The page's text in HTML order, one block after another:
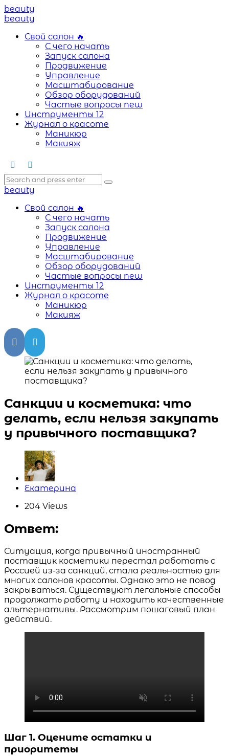
Menu
beauty
Search
Menu
beauty
Свой салон 🔥
С чего начать
Запуск салона
Продвижение
Управление
Масштабирование
Обзор оборудований
Частые вопросы new
Инструменты 12
Журнал о красоте
Маникюр
Макияж
Search
Search
for:
Search
beauty
Свой салон 🔥
С чего начать
Запуск салона
Продвижение
Управление
Масштабирование
Обзор оборудований
Частые вопросы new
Инструменты 12
Журнал о красоте
Маникюр
Макияж
Санкции и косметика: что
делать, если нельзя закупать
у привычного поставщика?
Posted
Екатерина
204 Views
Ответ:
Ситуация, когда привычный иностранный
поставщик косметики перестал работать с
Россией из-за санкций, стала реальностью для
многих салонов красоты. Однако это не повод
закрываться. Существуют легальные способы
продолжать работу и находить качественные
альтернативы. Рассмотрим пошаговый план
действий.
Шаг 1. Оцените остатки и
приоритеты